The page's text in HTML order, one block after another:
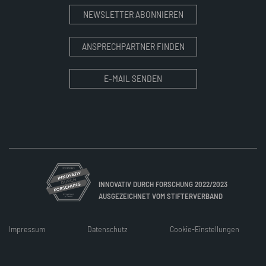
NEWSLETTER ABONNIEREN
ANSPRECHPARTNER FINDEN
E-MAIL SENDEN
Impressum Datenschutz Cookie-Einstellungen
INNOVATIV DURCH FORSCHUNG 2022/2023
AUSGEZEICHNET VOM STIFTERVERBAND